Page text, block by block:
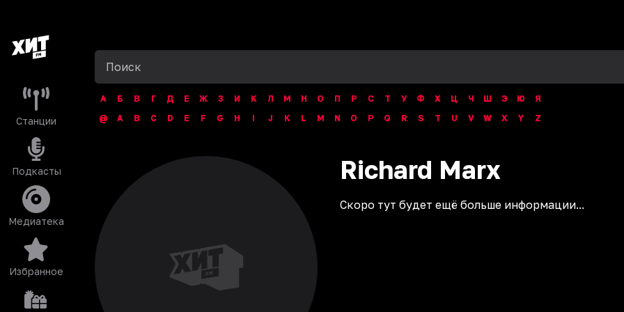
Станции
Подкасты
Медиатека
Избранное
А Б В Г Д Е Ж З И К Л М Н О П Р С Т У Ф Х Ц Ч Ш Э Ю
Я
@
A B C D E F G H I J K L M N O P Q R S T U V W X Y Z
Richard Marx
Скоро тут будет ещё больше информации...